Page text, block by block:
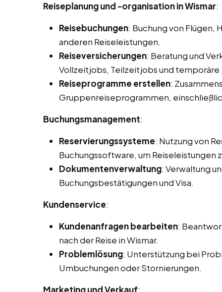
Reiseplanung und -organisation in Wismar:
Reisebuchungen: Buchung von Flügen,
anderen Reiseleistungen.
Reiseversicherungen: Beratung und
Vollzeitjobs, Teilzeitjobs und temporäre
Reiseprogramme erstellen:
Gruppenreiseprogrammen,
Buchungsmanagement:
Reservierungssysteme: Nutzung von
Buchungssoftware, um Reiseleistungen
Dokumentenverwaltung: Verwaltung
Buchungsbestätigungen und Visa.
Kundenservice:
Kundenanfragen bearbeiten:
nach der Reise in Wismar.
Problemlösung: Unterstützung bei
Umbuchungen oder Stornierungen.
Marketing und Verkauf: